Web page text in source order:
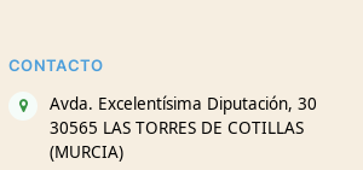
CONTACTO
Avda. Excelentísima Diputación, 30
30565 LAS TORRES DE COTILLAS
(MURCIA)